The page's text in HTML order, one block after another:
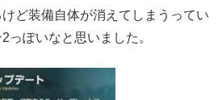
ど装備自体が消えてしまうってい
っぽいなと思いました。